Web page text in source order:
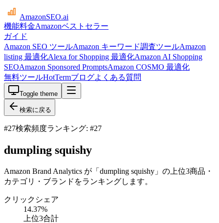
AmazonSEO.ai
機能料金Amazonベストセラー
ガイド
Amazon SEO ツールAmazon キーワード調査ツールAmazon
listing 最適化Alexa for Shopping 最適化Amazon AI Shopping
SEOAmazon Sponsored PromptsAmazon COSMO 最適化
無料ツールHotTermブログよくある質問
Toggle theme
検索に戻る
#27検索頻度ランキング: #27
dumpling squishy
Amazon Brand Analytics が「dumpling squishy」の上位3商品・
カテゴリ・ブランドをランキングします。
クリックシェア
14.37%
上位3合計